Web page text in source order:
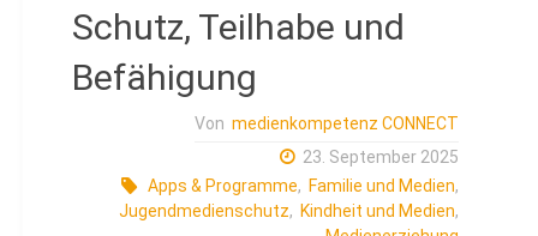
Schutz, Teilhabe und
Befähigung
Von medienkompetenz CONNECT
23. September 2025
Apps & Programme, Familie und Medien,
Jugendmedienschutz, Kindheit und Medien,